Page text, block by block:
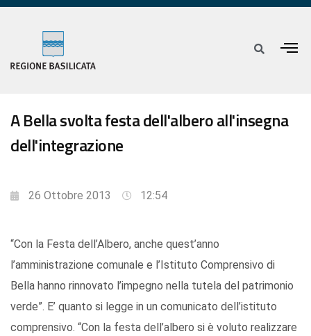
A Bella svolta festa dell'albero all'insegna
dell'integrazione
26 Ottobre 2013 12:54
“Con la Festa dell’Albero, anche quest’anno
l’amministrazione comunale e l’Istituto Comprensivo di
Bella hanno rinnovato l’impegno nella tutela del patrimonio
verde”. E’ quanto si legge in un comunicato dell’istituto
comprensivo. “Con la festa dell’albero si è voluto realizzare